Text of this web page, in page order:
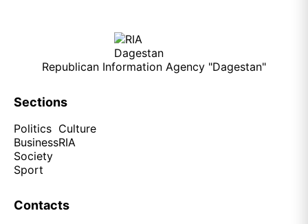
Republican Information Agency "Dagestan"
Sections
Politics
Business
Society
Sport
Culture
RIA
Contacts